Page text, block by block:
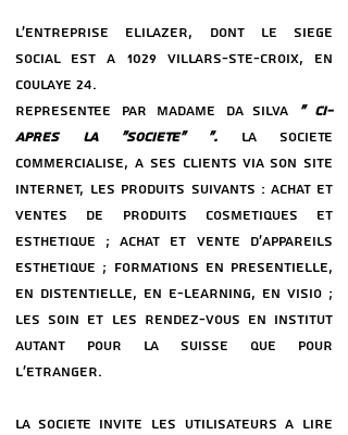
L’ENTREPRISE ELILAZER, DONT LE SIeGE
SOCIAL EST a 1029 VILLARS-STE-CROIX, EN
COULAYE 24.
REPReSENTeE PAR MADAME DA SILVA
« CI-
APReS LA "SOCIeTe” ». LA SOCIeTe
COMMERCIALISE, a SES CLIENTS VIA SON SITE
INTERNET, LES PRODUITS SUIVANTS : ACHAT ET
VENTES DE PRODUITS COSMeTIQUES ET
ESTHeTIQUE ; ACHAT ET VENTE D’APPAREILS
ESTHeTIQUE ; FORMATIONS EN PReSENTIELLE,
EN DISTENTIELLE, EN E-LEARNING, EN VISIO ;
LES SOIN ET LES RENDEZ-VOUS EN INSTITUT
AUTANT POUR LA SUISSE QUE POUR
L'eTRANGER.
LA SOCIeTe INVITE LES UTILISATEURS a LIRE